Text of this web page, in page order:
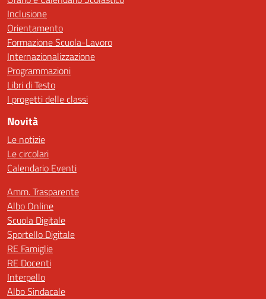
Inclusione
Orientamento
Formazione Scuola-Lavoro
Internazionalizzazione
Programmazioni
Libri di Testo
I progetti delle classi
Novità
Le notizie
Le circolari
Calendario Eventi
Amm. Trasparente
Albo Online
Scuola Digitale
Sportello Digitale
RE Famiglie
RE Docenti
Interpello
Albo Sindacale